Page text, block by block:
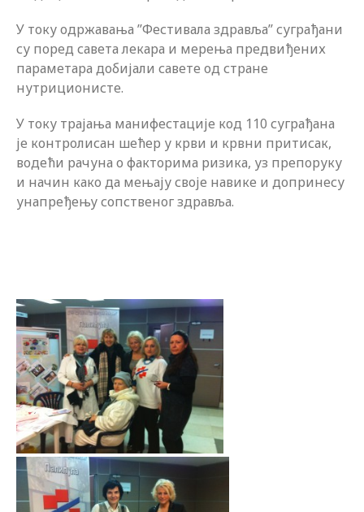
У току одржавања ’’Фестивала здравља’’ суграђани
су поред савета лекара и мерења предвиђених
параметара добијали савете од стране
нутриционисте.
У току трајања манифестације код 110 суграђана
је контролисан шећер у крви и крвни притисак,
водећи рачуна о факторима ризика, уз препоруку
и начин како да мењају своје навике и допринесу
унапређењу сопственог здравља.